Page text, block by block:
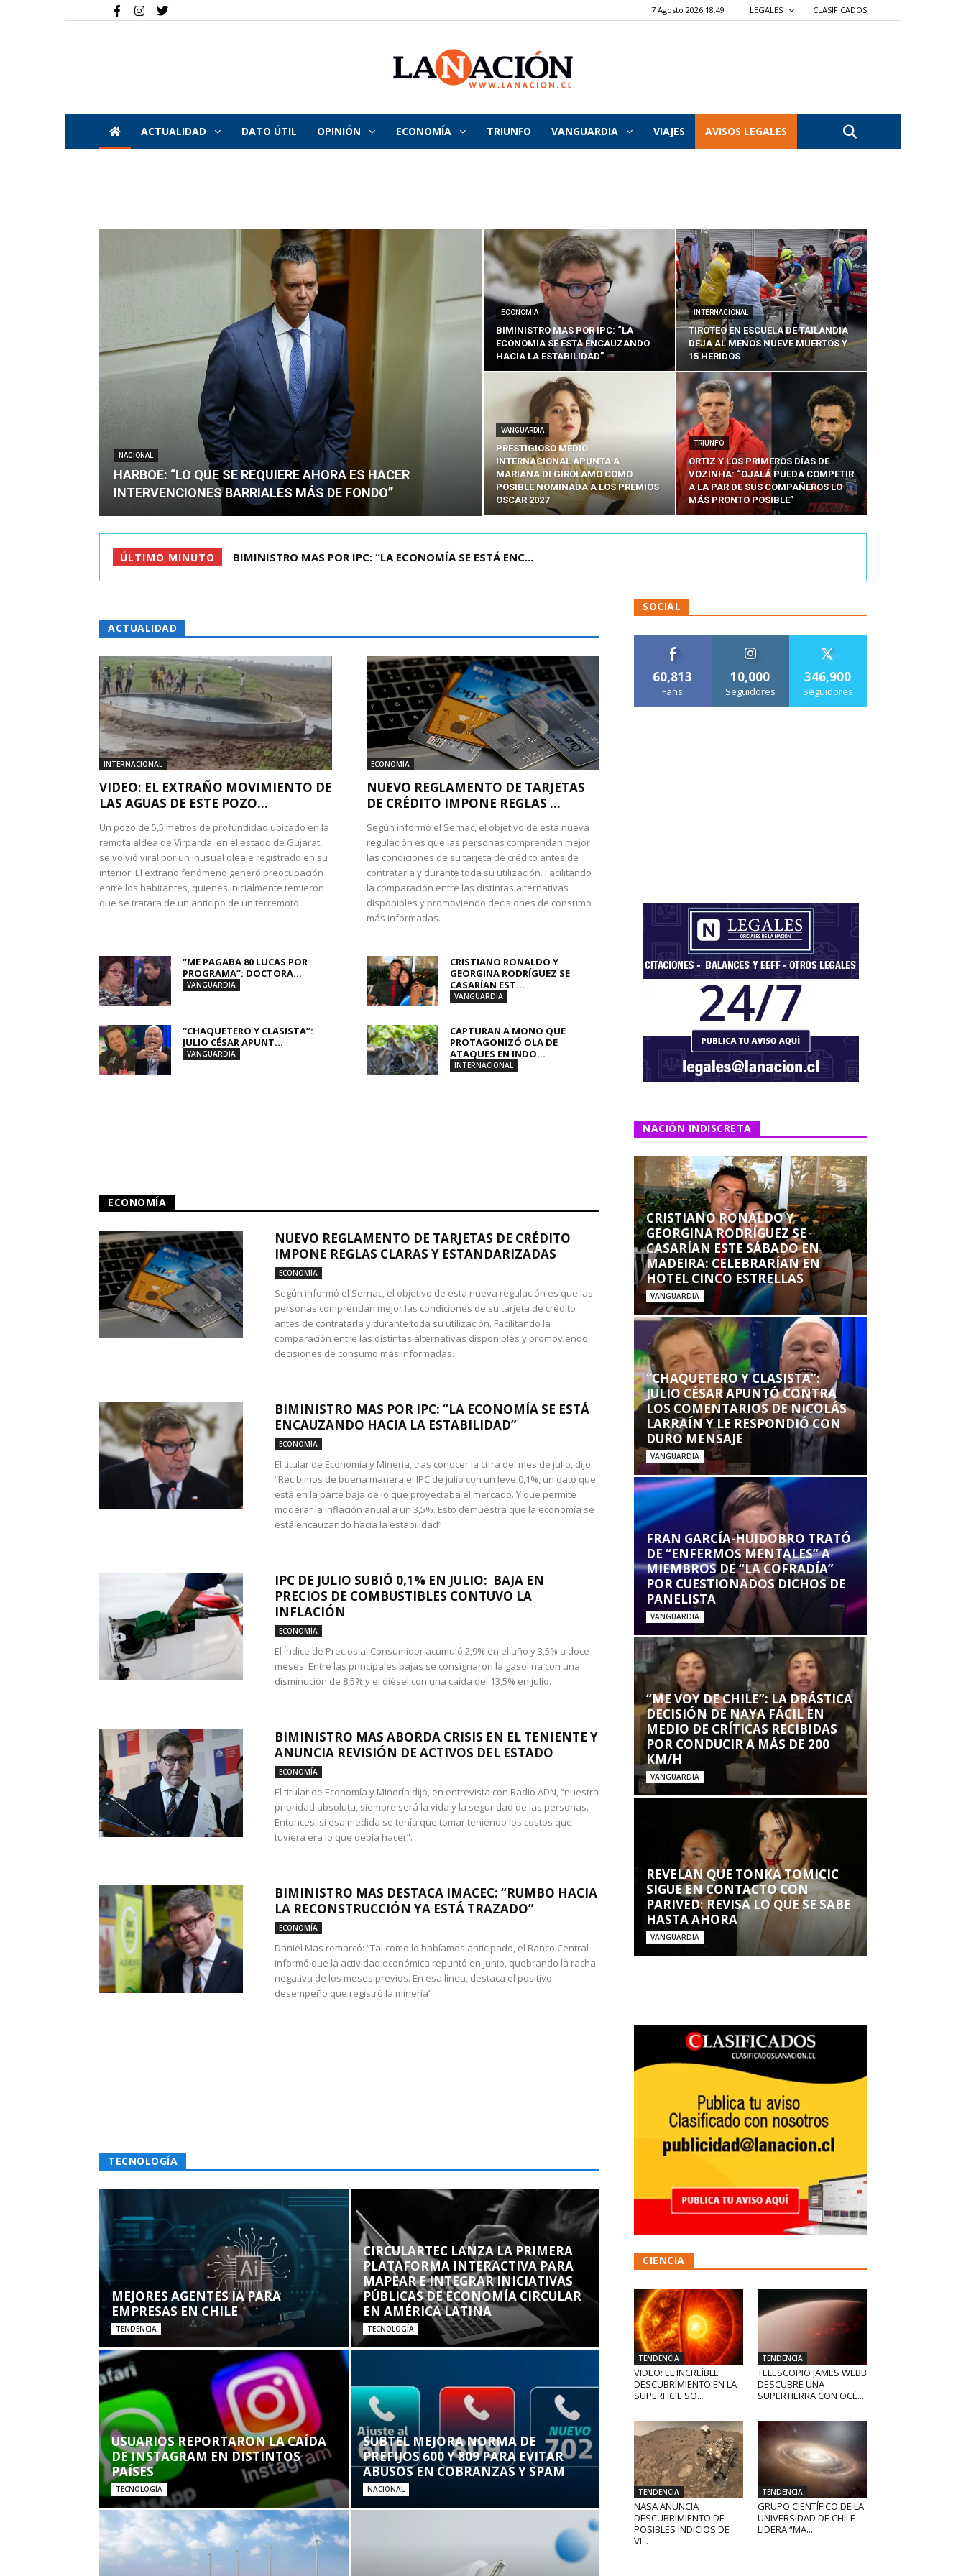
7 Agosto 2026 18:49 LEGALES CLASIFICADOS
La
Nación
ACTUALIDAD DATO ÚTIL OPINIÓN ECONOMÍA TRIUNFO VANGUARDIA VIAJES AVISOS LEGALES
NACIONAL
HARBOE: “LO QUE SE REQUIERE AHORA ES HACER
INTERVENCIONES BARRIALES MÁS DE FONDO”
ECONOMÍA
BIMINISTRO MAS POR IPC: “LA
ECONOMÍA SE ESTÁ ENCAUZANDO
HACIA LA ESTABILIDAD”
INTERNACIONAL
TIROTEO EN ESCUELA DE TAILANDIA
DEJA AL MENOS NUEVE MUERTOS Y
15 HERIDOS
VANGUARDIA
PRESTIGIOSO MEDIO
INTERNACIONAL APUNTA A
MARIANA DI GIROLAMO COMO
POSIBLE NOMINADA A LOS PREMIOS
OSCAR 2027
TRIUNFO
ORTIZ Y LOS PRIMEROS DÍAS DE
VOZINHA: “OJALÁ PUEDA COMPETIR
A LA PAR DE SUS COMPAÑEROS LO
MÁS PRONTO POSIBLE”
ÚLTIMO MINUTO BIMINISTRO MAS POR IPC: “LA ECONOMÍA SE ESTÁ ENC...
TIROTEO EN ESCUELA DE TAILANDIA DEJA AL MENOS NUEVE MU...
ACTUALIDAD
INTERNACIONAL
VIDEO: EL EXTRAÑO MOVIMIENTO DE
LAS AGUAS DE ESTE POZO...
Un pozo de 5,5 metros de profundidad ubicado en la
remota aldea de Virparda, en el estado de Gujarat,
se volvió viral por un inusual oleaje registrado en su
interior. El extraño fenómeno generó preocupación
entre los habitantes, quienes inicialmente temieron
que se tratara de un anticipo de un terremoto.
ECONOMÍA
NUEVO REGLAMENTO DE TARJETAS
DE CRÉDITO IMPONE REGLAS ...
Según informó el Sernac, el objetivo de esta nueva
regulación es que las personas comprendan mejor
las condiciones de su tarjeta de crédito antes de
contratarla y durante toda su utilización. Facilitando
la comparación entre las distintas alternativas
disponibles y promoviendo decisiones de consumo
más informadas.
“ME PAGABA 80 LUCAS POR
PROGRAMA”: DOCTORA...
VANGUARDIA
CRISTIANO RONALDO Y
GEORGINA RODRÍGUEZ SE
CASARÍAN EST...
VANGUARDIA
“CHAQUETERO Y CLASISTA”:
JULIO CÉSAR APUNT...
VANGUARDIA
CAPTURAN A MONO QUE
PROTAGONIZÓ OLA DE
ATAQUES EN INDO...
INTERNACIONAL
ECONOMÍA
NUEVO REGLAMENTO DE TARJETAS DE CRÉDITO
IMPONE REGLAS CLARAS Y ESTANDARIZADAS
ECONOMÍA
Según informó el Sernac, el objetivo de esta nueva regulación es que las
personas comprendan mejor las condiciones de su tarjeta de crédito
antes de contratarla y durante toda su utilización. Facilitando la
comparación entre las distintas alternativas disponibles y promoviendo
decisiones de consumo más informadas.
BIMINISTRO MAS POR IPC: “LA ECONOMÍA SE ESTÁ
ENCAUZANDO HACIA LA ESTABILIDAD”
ECONOMÍA
El titular de Economía y Minería, tras conocer la cifra del mes de julio, dijo:
“Recibimos de buena manera el IPC de julio con un leve 0,1%, un dato que
está en la parte baja de lo que proyectaba el mercado. Y que permite
moderar la inflación anual a un 3,5%. Esto demuestra que la economía se
está encauzando hacia la estabilidad”.
IPC DE JULIO SUBIÓ 0,1% EN JULIO: BAJA EN
PRECIOS DE COMBUSTIBLES CONTUVO LA
INFLACIÓN
ECONOMÍA
El Índice de Precios al Consumidor acumuló 2,9% en el año y 3,5% a doce
meses. Entre las principales bajas se consignaron la gasolina con una
disminución de 8,5% y el diésel con una caída del 13,5% en julio.
BIMINISTRO MAS ABORDA CRISIS EN EL TENIENTE Y
ANUNCIA REVISIÓN DE ACTIVOS DEL ESTADO
ECONOMÍA
El titular de Economía y Minería dijo, en entrevista con Radio ADN, “nuestra
prioridad absoluta, siempre será la vida y la seguridad de las personas.
Entonces, si esa medida se tenía que tomar teniendo los costos que
tuviera era lo que debía hacer”.
BIMINISTRO MAS DESTACA IMACEC: “RUMBO HACIA
LA RECONSTRUCCIÓN YA ESTÁ TRAZADO”
ECONOMÍA
Daniel Mas remarcó: “Tal como lo habíamos anticipado, el Banco Central
informó que la actividad económica repuntó en junio, quebrando la racha
negativa de los meses previos. En esa línea, destaca el positivo
desempeño que registró la minería”.
TECNOLOGÍA
MEJORES AGENTES IA PARA
EMPRESAS EN CHILE
TENDENCIA
CIRCULARTEC LANZA LA PRIMERA
PLATAFORMA INTERACTIVA PARA
MAPEAR E INTEGRAR INICIATIVAS
PÚBLICAS DE ECONOMÍA CIRCULAR
EN AMÉRICA LATINA
TECNOLOGÍA
USUARIOS REPORTARON LA CAÍDA
DE INSTAGRAM EN DISTINTOS
PAÍSES
TECNOLOGÍA
SUBTEL MEJORA NORMA DE
PREFIJOS 600 Y 809 PARA EVITAR
ABUSOS EN COBRANZAS Y SPAM
NACIONAL
SOCIAL
60,813
Fans
10,000
Seguidores
346,900
Seguidores
NACIÓN INDISCRETA
CRISTIANO RONALDO Y
GEORGINA RODRÍGUEZ SE
CASARÍAN ESTE SÁBADO EN
MADEIRA: CELEBRARÍAN EN
HOTEL CINCO ESTRELLAS
VANGUARDIA
“CHAQUETERO Y CLASISTA”:
JULIO CÉSAR APUNTÓ CONTRA
LOS COMENTARIOS DE NICOLÁS
LARRAÍN Y LE RESPONDIÓ CON
DURO MENSAJE
VANGUARDIA
FRAN GARCÍA-HUIDOBRO TRATÓ
DE “ENFERMOS MENTALES” A
MIEMBROS DE “LA COFRADÍA”
POR CUESTIONADOS DICHOS DE
PANELISTA
VANGUARDIA
“ME VOY DE CHILE”: LA DRÁSTICA
DECISIÓN DE NAYA FÁCIL EN
MEDIO DE CRÍTICAS RECIBIDAS
POR CONDUCIR A MÁS DE 200
KM/H
VANGUARDIA
REVELAN QUE TONKA TOMICIC
SIGUE EN CONTACTO CON
PARIVED: REVISA LO QUE SE SABE
HASTA AHORA
VANGUARDIA
CIENCIA
TENDENCIA
VIDEO: EL INCREÍBLE
DESCUBRIMIENTO EN LA
SUPERFICIE SO...
TENDENCIA
TELESCOPIO JAMES WEBB
DESCUBRE UNA
SUPERTIERRA CON OCÉ...
TENDENCIA
NASA ANUNCIA
DESCUBRIMIENTO DE
POSIBLES INDICIOS DE
VI...
TENDENCIA
GRUPO CIENTÍFICO DE LA
UNIVERSIDAD DE CHILE
LIDERA “MA...